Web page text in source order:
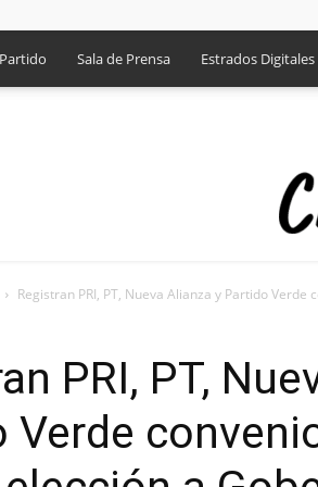
Sala de Prensa Estrados Digitales
Registran PRI, PT, Nueva Alianza y Partido Verde
PRI, PT,
Verde